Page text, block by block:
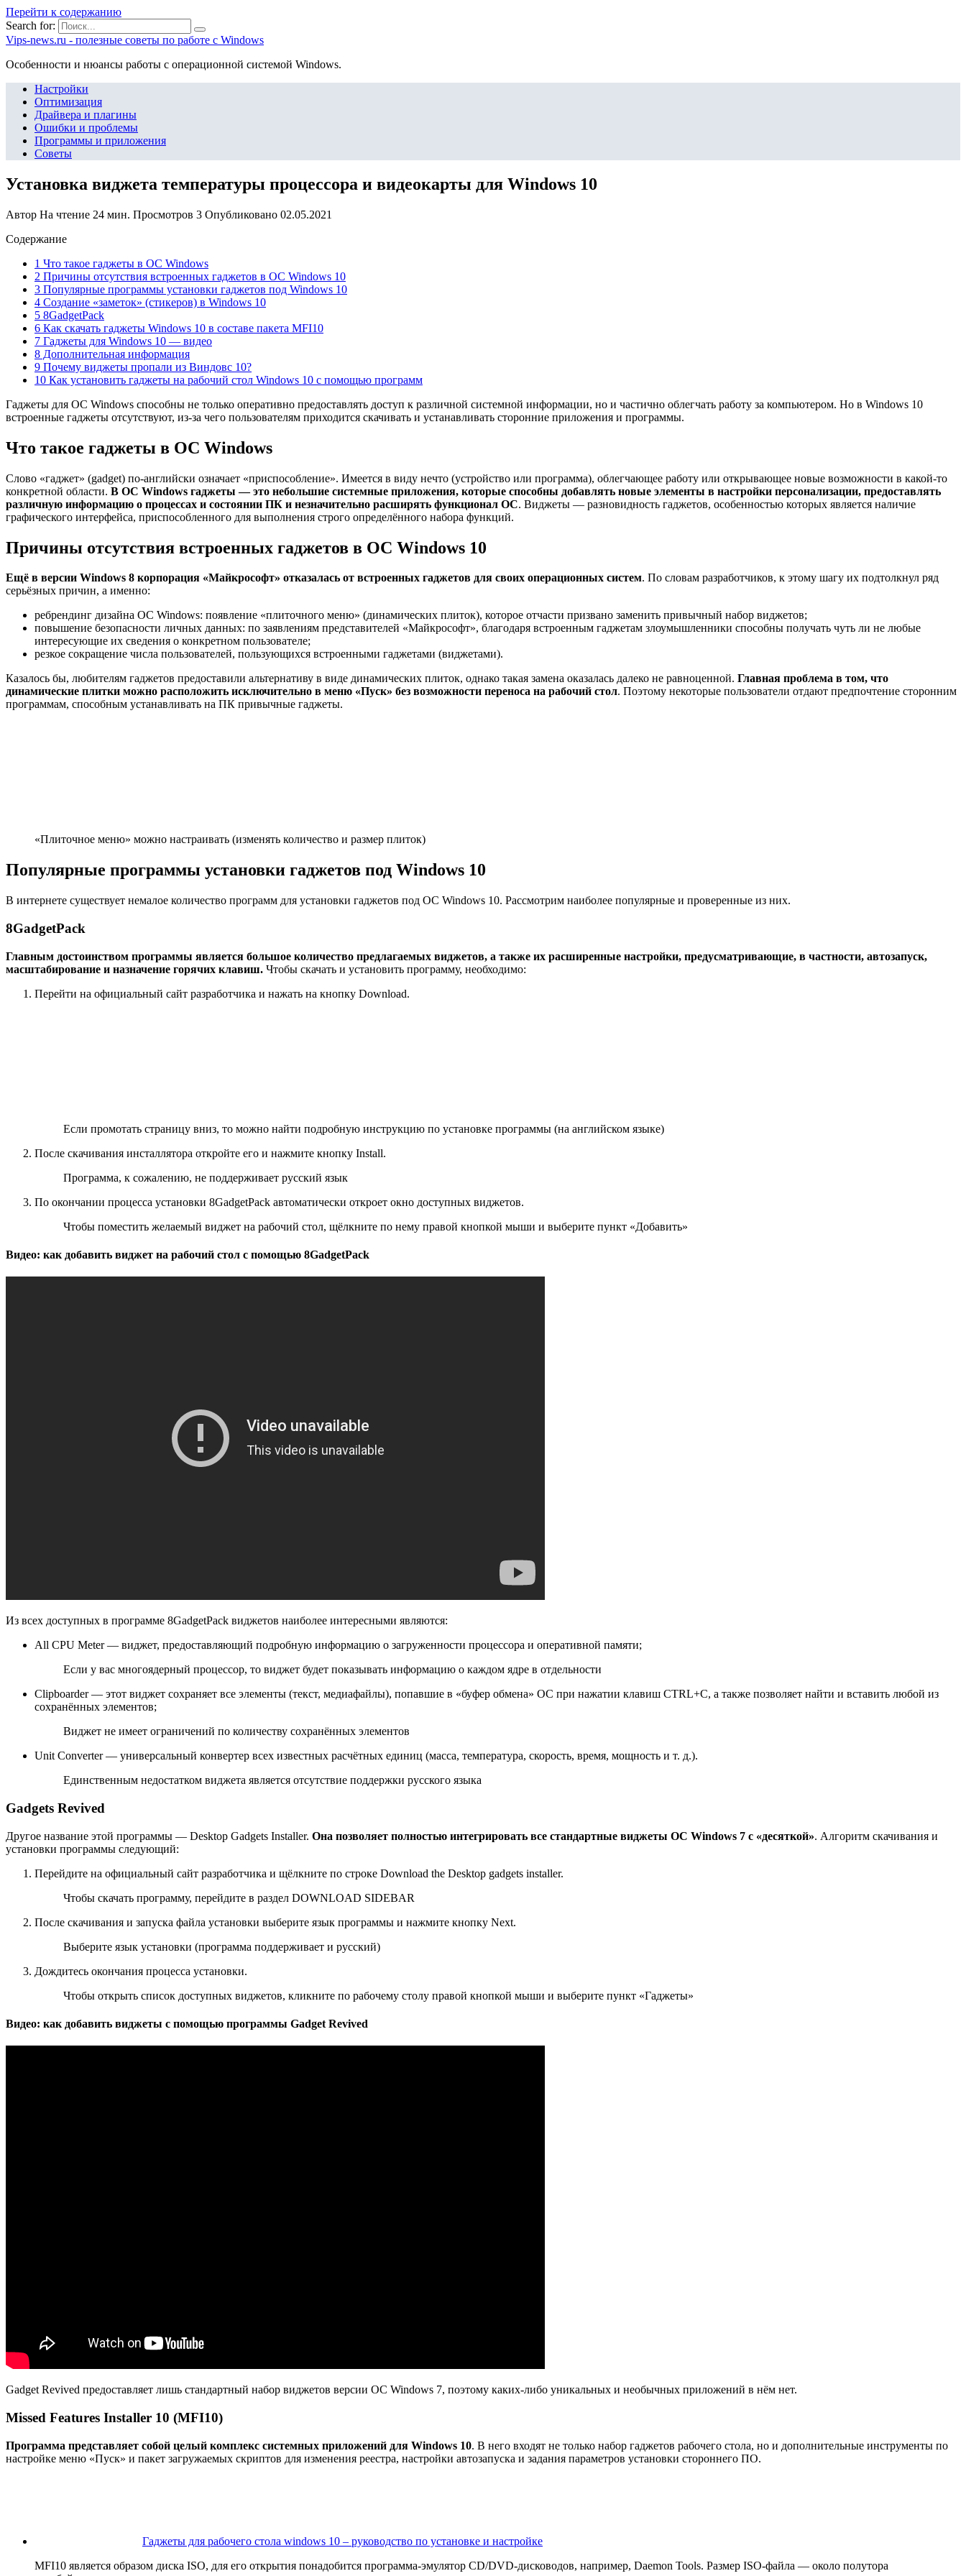
Перейти к содержанию
Search for:
Vips-news.ru - полезные советы по работе с Windows
Особенности и нюансы работы с операционной системой Windows.
Настройки
Оптимизация
Драйвера и плагины
Ошибки и проблемы
Программы и приложения
Советы
Установка виджета температуры процессора и видеокарты для Windows 10
Автор На чтение 24 мин. Просмотров 3 Опубликовано 02.05.2021
Содержание
1 Что такое гаджеты в ОС Windows
2 Причины отсутствия встроенных гаджетов в ОС Windows 10
3 Популярные программы установки гаджетов под Windows 10
4 Создание «заметок» (стикеров) в Windows 10
5 8GadgetPack
6 Как скачать гаджеты Windows 10 в составе пакета MFI10
7 Гаджеты для Windows 10 — видео
8 Дополнительная информация
9 Почему виджеты пропали из Виндовс 10?
10 Как установить гаджеты на рабочий стол Windows 10 с помощью программ
Гаджеты для ОС Windows способны не только оперативно предоставлять доступ к различной системной информации, но и частично облегчать работу за компьютером. Но в Windows 10
встроенные гаджеты отсутствуют, из-за чего пользователям приходится скачивать и устанавливать сторонние приложения и программы.
Что такое гаджеты в ОС Windows
Слово «гаджет» (gadget) по-английски означает «приспособление». Имеется в виду нечто (устройство или программа), облегчающее работу или открывающее новые возможности в какой-то
конкретной области. В ОС Windows гаджеты — это небольшие системные приложения, которые способны добавлять новые элементы в настройки персонализации, предоставлять
различную информацию о процессах и состоянии ПК и незначительно расширять функционал ОС. Виджеты — разновидность гаджетов, особенностью которых является наличие
графического интерфейса, приспособленного для выполнения строго определённого набора функций.
Причины отсутствия встроенных гаджетов в ОС Windows 10
Ещё в версии Windows 8 корпорация «Майкрософт» отказалась от встроенных гаджетов для своих операционных систем. По словам разработчиков, к этому шагу их подтолкнул ряд
серьёзных причин, а именно:
ребрендинг дизайна ОС Windows: появление «плиточного меню» (динамических плиток), которое отчасти призвано заменить привычный набор виджетов;
повышение безопасности личных данных: по заявлениям представителей «Майкрософт», благодаря встроенным гаджетам злоумышленники способны получать чуть ли не любые
интересующие их сведения о конкретном пользователе;
резкое сокращение числа пользователей, пользующихся встроенными гаджетами (виджетами).
Казалось бы, любителям гаджетов предоставили альтернативу в виде динамических плиток, однако такая замена оказалась далеко не равноценной. Главная проблема в том, что
динамические плитки можно расположить исключительно в меню «Пуск» без возможности переноса на рабочий стол. Поэтому некоторые пользователи отдают предпочтение сторонним
программам, способным устанавливать на ПК привычные гаджеты.
«Плиточное меню» можно настраивать (изменять количество и размер плиток)
Популярные программы установки гаджетов под Windows 10
В интернете существует немалое количество программ для установки гаджетов под ОС Windows 10. Рассмотрим наиболее популярные и проверенные из них.
8GadgetPack
Главным достоинством программы является большое количество предлагаемых виджетов, а также их расширенные настройки, предусматривающие, в частности, автозапуск,
масштабирование и назначение горячих клавиш. Чтобы скачать и установить программу, необходимо:
Перейти на официальный сайт разработчика и нажать на кнопку Download.
Если промотать страницу вниз, то можно найти подробную инструкцию по установке программы (на английском языке)
После скачивания инсталлятора откройте его и нажмите кнопку Install.
Программа, к сожалению, не поддерживает русский язык
По окончании процесса установки 8GadgetPack автоматически откроет окно доступных виджетов.
Чтобы поместить желаемый виджет на рабочий стол, щёлкните по нему правой кнопкой мыши и выберите пункт «Добавить»
Видео: как добавить виджет на рабочий стол с помощью 8GadgetPack
Из всех доступных в программе 8GadgetPack виджетов наиболее интересными являются:
All CPU Meter — виджет, предоставляющий подробную информацию о загруженности процессора и оперативной памяти;
Если у вас многоядерный процессор, то виджет будет показывать информацию о каждом ядре в отдельности
Clipboarder — этот виджет сохраняет все элементы (текст, медиафайлы), попавшие в «буфер обмена» ОС при нажатии клавиш CTRL+C, а также позволяет найти и вставить любой из
сохранённых элементов;
Виджет не имеет ограничений по количеству сохранённых элементов
Unit Converter — универсальный конвертер всех известных расчётных единиц (масса, температура, скорость, время, мощность и т. д.).
Единственным недостатком виджета является отсутствие поддержки русского языка
Gadgets Revived
Другое название этой программы — Desktop Gadgets Installer. Она позволяет полностью интегрировать все стандартные виджеты ОС Windows 7 с «десяткой». Алгоритм скачивания и
установки программы следующий:
Перейдите на официальный сайт разработчика и щёлкните по строке Download the Desktop gadgets installer.
Чтобы скачать программу, перейдите в раздел DOWNLOAD SIDEBAR
После скачивания и запуска файла установки выберите язык программы и нажмите кнопку Next.
Выберите язык установки (программа поддерживает и русский)
Дождитесь окончания процесса установки.
Чтобы открыть список доступных виджетов, кликните по рабочему столу правой кнопкой мыши и выберите пункт «Гаджеты»
Видео: как добавить виджеты с помощью программы Gadget Revived
Gadget Revived предоставляет лишь стандартный набор виджетов версии ОС Windows 7, поэтому каких-либо уникальных и необычных приложений в нём нет.
Missed Features Installer 10 (MFI10)
Программа представляет собой целый комплекс системных приложений для Windows 10. В него входят не только набор гаджетов рабочего стола, но и дополнительные инструменты по
настройке меню «Пуск» и пакет загружаемых скриптов для изменения реестра, настройки автозапуска и задания параметров установки стороннего ПО.
Гаджеты для рабочего стола windows 10 – руководство по установке и настройке
MFI10 является образом диска ISO, для его открытия понадобится программа-эмулятор CD/DVD-дисководов, например, Daemon Tools. Размер ISO-файла — около полутора